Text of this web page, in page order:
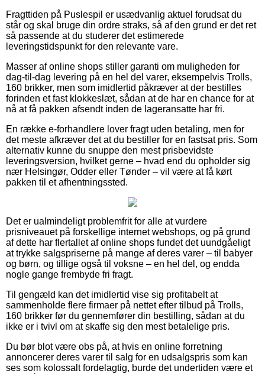
Fragttiden på Puslespil er usædvanlig aktuel forudsat du
står og skal bruge din ordre straks, så af den grund er det ret
så passende at du studerer det estimerede
leveringstidspunkt for den relevante vare.
Masser af online shops stiller garanti om muligheden for
dag-til-dag levering på en hel del varer, eksempelvis Trolls,
160 brikker, men som imidlertid påkræver at der bestilles
forinden et fast klokkeslæt, sådan at de har en chance for at
nå at få pakken afsendt inden de lageransatte har fri.
En række e-forhandlere lover fragt uden betaling, men for
det meste afkræver det at du bestiller for en fastsat pris. Som
alternativ kunne du snuppe den mest prisbevidste
leveringsversion, hvilket gerne – hvad end du opholder sig
nær Helsingør, Odder eller Tønder – vil være at få kørt
pakken til et afhentningssted.
Det er ualmindeligt problemfrit for alle at vurdere
prisniveauet på forskellige internet webshops, og på grund
af dette har flertallet af online shops fundet det uundgåeligt
at trykke salgspriserne på mange af deres varer – til babyer
og børn, og tillige også til voksne – en hel del, og endda
nogle gange frembyde fri fragt.
Til gengæld kan det imidlertid vise sig profitabelt at
sammenholde flere firmaer på nettet efter tilbud på Trolls,
160 brikker før du gennemfører din bestilling, sådan at du
ikke er i tvivl om at skaffe sig den mest betalelige pris.
Du bør blot være obs på, at hvis en online forretning
annoncerer deres varer til salg for en udsalgspris som kan
ses som kolossalt fordelagtig, burde det undertiden være et